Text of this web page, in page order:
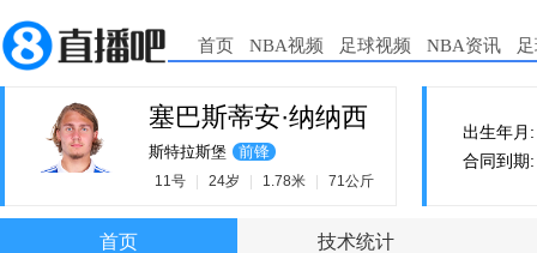
首页 NBA视频 足球视频 NBA资讯
塞巴斯蒂安·纳纳西
斯特拉斯堡 前锋
11号 24岁 1.78米 71公斤
出生年月
合同到期
首页 技术统计